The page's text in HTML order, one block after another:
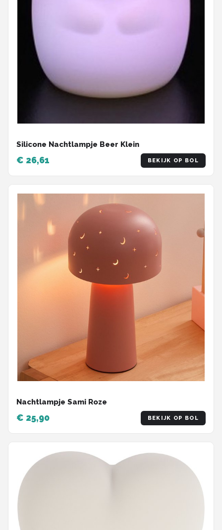
Silicone Nachtlampje Beer Klein
€ 26,61 BEKIJK OP BOL
Nachtlampje Sami Roze
€ 25,90 BEKIJK OP BOL